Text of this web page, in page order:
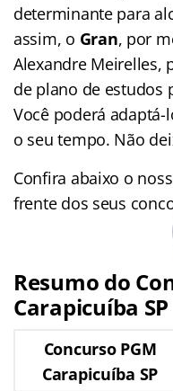
determinante para
assim, o Gran, por
Alexandre Meirelles,
de plano de estudos
Você poderá
o seu tempo. Não
Confira abaixo o
frente dos seus
Resumo do
Carapicuíba SP
Concurso PGM
Carapicuíba SP